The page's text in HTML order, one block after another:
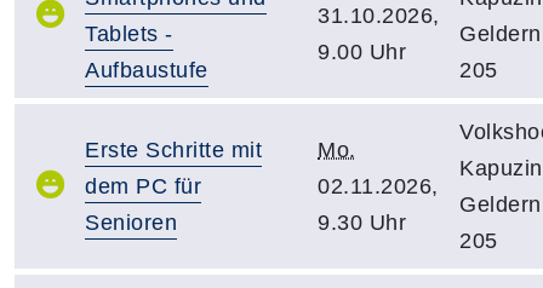
Tablets -
Aufbaustufe
31.10.2026,
9.00 Uhr
205
Erste Schritte mit
dem PC für
Senioren
Mo.
02.11.2026,
9.30 Uhr
205